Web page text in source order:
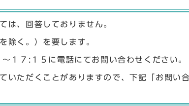
は、回答しておりません。
除く。）を要します。
１７:１５に電話にてお問い合わせください。
いただくことがありますので、下記「お問い